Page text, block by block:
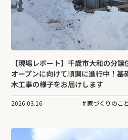
【現場レポート】千歳市大和の分譲
オープンに向けて順調に進行中！基
木工事の様子をお届けします
2026.03.16 家づくりのこと